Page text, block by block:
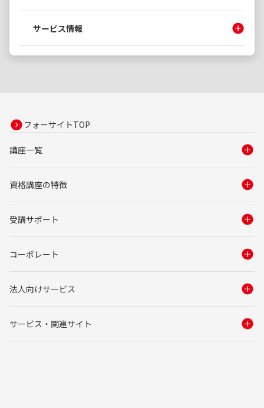
サービス情報
フォーサイトTOP
講座一覧
資格講座の特徴
受講サポート
コーポレート
法人向けサービス
サービス・関連サイト